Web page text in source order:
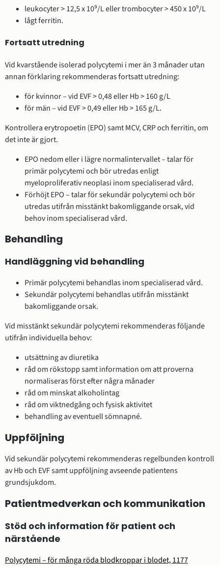
leukocyter > 12,5 x 10⁹/L eller trombocyter > 450 x 10⁹/L
lågt ferritin.
Fortsatt utredning
Vid kvarstående isolerad polycytemi i mer än 3 månader utan
annan förklaring rekommenderas fortsatt utredning:
för kvinnor – vid EVF > 0,48 eller Hb > 160 g/L
för män – vid EVF > 0,49 eller Hb > 165 g/L.
Kontrollera erytropoetin (EPO) samt MCV, CRP och ferritin, om
det inte är gjort.
EPO nedom eller i lägre normalintervallet – talar för
primär polycytemi och bör utredas enligt
myeloproliferativ neoplasi inom specialiserad vård.
Förhöjt EPO – talar för sekundär polycytemi och bör
utredas utifrån misstänkt bakomliggande orsak, vid
behov inom specialiserad vård.
Behandling
Handläggning vid behandling
Primär polycytemi behandlas inom specialiserad vård.
Sekundär polycytemi behandlas utifrån misstänkt
bakomliggande orsak.
Vid misstänkt sekundär polycytemi rekommenderas följande
utifrån individuella behov:
utsättning av diuretika
råd om rökstopp samt information om att proverna
normaliseras först efter några månader
råd om minskat alkoholintag
råd om viktnedgång och fysisk aktivitet
behandling av eventuell sömnapné.
Uppföljning
Vid sekundär polycytemi rekommenderas regelbunden kontroll
av Hb och EVF samt uppföljning avseende patientens
grundsjukdom.
Patientmedverkan och kommunikation
Stöd och information för patient och
närstående
Polycytemi – för många röda blodkroppar i blodet, 1177